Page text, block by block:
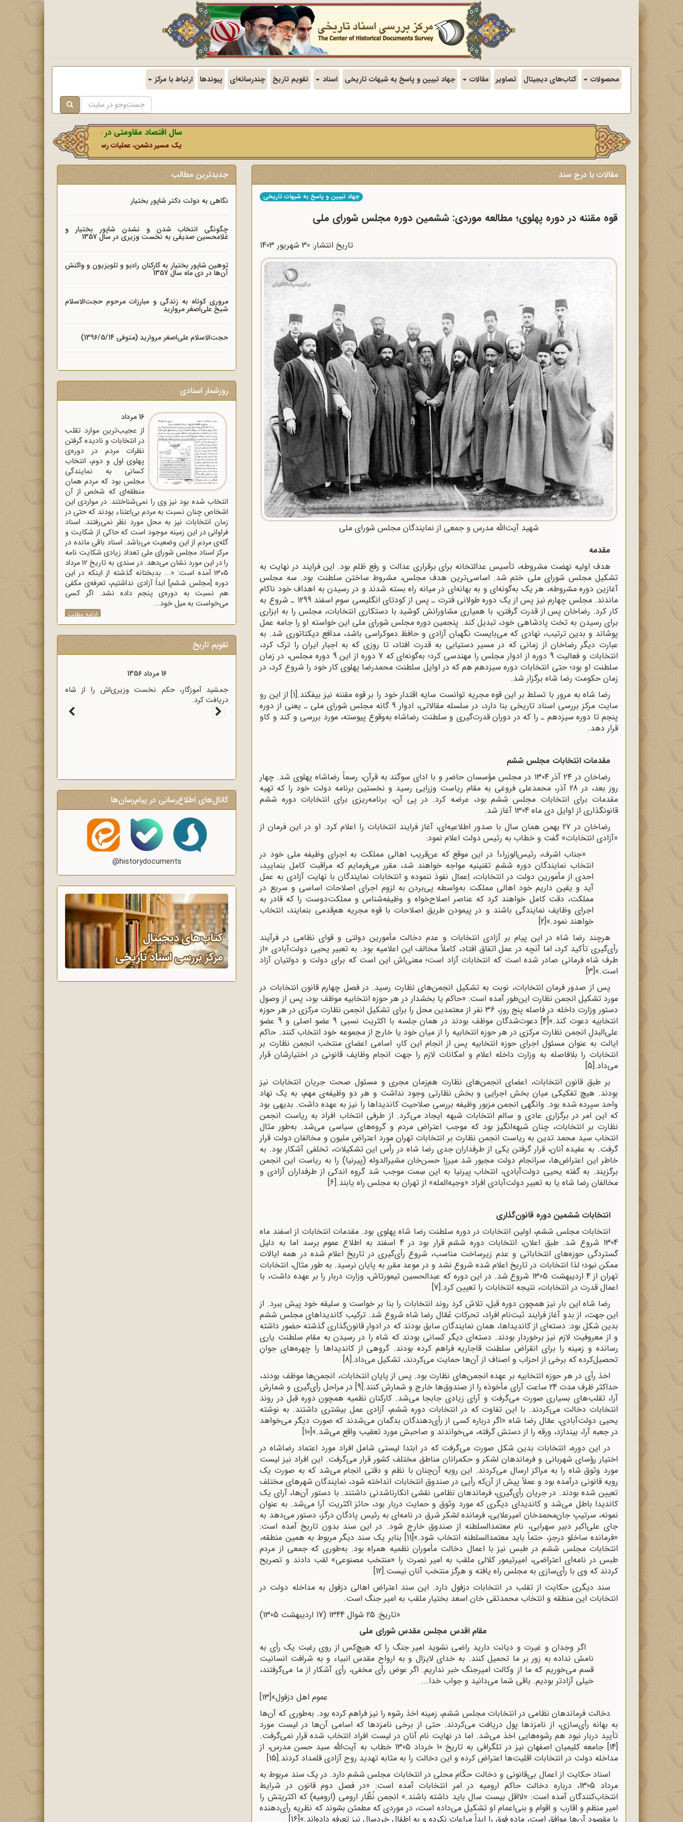
محصولات کتاب‌های دیجیتال تصاویر مقالات جهاد تبیین و پاسخ به شبهات تاریخی اسناد تقویم تاریخ چندرسانه‌ای پیوندها ارتباط با مرکز
سال اقتصاد مقاومتی در سایه وحدت ملی و امنیت ملی.
یک مسیر دشمن، عملیات رسانه‌ای او است که در این ایام بطور
مقالات با درج سند
جهاد تبیین و پاسخ به شبهات تاریخی
قوه مقننه در دوره پهلوی؛ مطالعه موردی: ششمین دوره مجلس شورای ملی
تاریخ انتشار: 30 شهريور 1403
شهید آیت‌الله مدرس و جمعی از نمایندگان مجلس شورای ملی
مقدمه
هدف اولیه نهضت مشروطه، تأسیس عدالتخانه برای برقراری عدالت و رفع ظلم بود. این فرایند در نهایت به
تشکیل مجلس شورای ملی ختم شد. اساسی‌ترین هدف مجلس، مشروط‌ ساختن سلطنت بود. سه مجلس
آغازین دوره مشروطه، هر یک به‌گونه‌اى و به بهانه‌اى در میانه راه بسته شدند و در رسیدن به اهداف خود ناکام
ماندند. مجلس چهارم نیز پس از یک دوره طولانى فترت ـ پس از کودتاى انگلیسی سوم اسفند 1299 ـ شروع به
کار کرد. رضاخان پس از قدرت گرفتن، با همیاری مشاورانش کوشید با دستکاری انتخابات، مجلس را به ابزاری
برای رسیدن به تخت پادشاهی خود، تبدیل کند. پنجمین دوره مجلس شورای ملی این خواسته او را جامه عمل
پوشاند و بدین ترتیب، نهادی که می‌بایست نگهبان آزادی و حافظ دموکراسی باشد، مدافع دیکتاتوری شد. به
عبارت دیگر رضاخان از زمانی که در مسیر دستیابی به قدرت افتاد، تا روزی که به اجبار ایران را ترک کرد،
انتخابات و فعالیت 9 دوره از ادوار مجلس را مهندسی کرد؛ به‌گونه‌ای که 7 دوره از این 9 دوره مجلس، در زمان
سلطنت او بود؛ حتی انتخابات دوره سیزدهم هم که در اوایل سلطنت محمدرضا پهلوی کار خود را شروع کرد، در
زمان حکومت رضا شاه برگزار شد.
رضا شاه به مرور با تسلط بر این قوه مجریه توانست سایه اقتدار خود را بر قوه مقننه نیز بیفکند.[1]
از این رو
سایت مرکز بررسی اسناد تاریخی بنا دارد، در سلسله مقالاتی، ادوار 9 گانه مجلس شورای ملی ـ یعنی از دوره
پنجم تا دوره سیزدهم ـ را که در دوران قدرت‌گیری و سلطنت رضاشاه به‌وقوع پیوسته، مورد بررسی و کند و کاو
قرار دهد.
مقدمات انتخابات مجلس ششم
رضاخان در ۲۴ آذر ۱۳۰۴ در مجلس مؤسسان حاضر و با ادای سوگند به قرآن، رسماً رضاشاه پهلوی شد. چهار
روز بعد، در 28 آذر، محمدعلی فروغی به مقام ریاست وزرایی رسید و نخستین برنامه دولت خود را که تهیه
مقدمات برای انتخابات مجلس ششم بود، عرضه کرد. در پی آن، برنامه‌ریزی برای انتخابات دوره ششم
قانونگذاری از اوایل دی ماه 1304 آغاز شد.
رضاخان در 27 بهمن همان سال با صدور اطلاعیه‌ای، آغاز فرایند انتخابات را اعلام کرد. او در این فرمان از
«آزادی انتخابات» گفت و خطاب به رئیس دولت اعلام نمود:
«جناب اشرف، رئیس‌الوزراء! در این موقع که عن‌قریب اهالی مملکت به اجرای وظیفه ملی خود در
انتخاب نمایندگان دوره ششمِ تقنینیه مواجه خواهند شد، مقرر می‌فرمایم که مراقبت کامل بنمایید،
احدی از مأمورین دولت در انتخابات، اِعمال نفوذ ننموده و انتخابات نمایندگان با نهایت آزادی به عمل
آید و یقین داریم خود اهالی مملکت به‌واسطه پی‌بردن به لزوم اجرای اصلاحات اساسی و سریع در
مملکت، دقت کامل خواهند کرد که عناصر اصلاح‌خواه و وظیفه‌شناس و مملکت‌دوست را که قادر به
اجرای وظایف نمایندگی باشند و در پیمودن طریق اصلاحات با قوه مجریه هم‌قدمی بنمایند، انتخاب
خواهند نمود.»[2]
هرچند رضا شاه در این پیام بر آزادی انتخابات و عدم دخالت مأمورین دولتی و قوای نظامی در فرآیند
رأی‌گیری تأکید کرد، اما آنچه در عمل اتفاق افتاد، کاملاً مخالف این اعلامیه بود. به تعبیر یحیی دولت‌آبادی «از
طرف شاه فرمانی صادر شده است که انتخابات آزاد است؛ معنی‌اش این است که برای دولت و دولتیان آزاد
است.»[3]
پس از صدور فرمان انتخابات، نوبت به تشکیل انجمن‌های نظارت رسید. در فصل چهارم قانون انتخابات در
مورد تشکیل انجمن نظارت این‌طور آمده است: «حاکم یا بخشدار در هر حوزه انتخابیه موظف بود، پس از وصول
دستور وزارت داخله در فاصله پنج روز، 36 نفر از معتمدین محل را برای تشکیل انجمن نظارت مرکزی در هر حوزه
انتخابیه دعوت کند.»[4]
دعوت‌شدگان موظف بودند در همان جلسه با اکثریت نسبی 9 عضو اصلی و 9 عضو
علی‌البدلِ انجمن نظارت مرکزی در هر حوزه انتخابیه را از میان خود یا خارج از مجموعه خود انتخاب کنند. حاکم
ایالت به عنوان مسئول اجرای حوزه انتخابیه پس از انجام این کار، اسامی اعضای منتخب انجمن نظارت بر
انتخابات را بلافاصله به وزارت داخله اعلام و امکانات لازم را جهت انجام وظایف قانونی در اختیارشان قرار
می‌داد.[5]
بر طبق قانون انتخابات، اعضای انجمن‌های نظارت هم‌زمان مجری و مسئول صحت جریان انتخابات نیز
بودند. هیچ تفکیکی میان بخش اجرایی و بخش نظارتی وجود نداشت و هر دو وظیفه‌ی مهم، به یک نهاد
واحد سپرده شده بود. وانگهی انجمن مزبور وظیفه بررسی صلاحیت کاندیداها را نیز به عهده داشت. بدیهی بود
که این امر در برگزاری عادی و سالم انتخابات شبهه ایجاد می‌کرد. از طرفی انتخاب افراد به ریاست انجمن
نظارت بر انتخابات، چنان شبهه‌انگیز بود که موجب اعتراض مردم و گروه‌های سیاسی می‌شد. به‌طور مثال
انتخاب سید محمد تدین به ریاست انجمن نظارت بر انتخابات تهران مورد اعتراض ملیون و مخالفان دولت قرار
گرفت. به عقیده آنان، قرار گرفتن یکی از طرفداران جدی رضا شاه در رأس این تشکیلات، تخلفی آشکار بود. به
خاطر این اعتراض‌ها، سرانجام دولت مجبور شد میرزا حسن‌خان مشیرالدوله (پیرنیا) را به ریاست این انجمن
برگزیند. به گفته یحیی دولت‌آبادی، انتخاب پیرنیا به این سِمت موجب شد گروه اندکی از طرفداران آزادی و
مخالفان رضا شاه یا به تعبیر دولت‌آبادی افراد «وجیه‌المله» از تهران به مجلس راه یابند.[6]
انتخابات ششمین دوره قانون‌گذاری
انتخابات مجلس ششم، اولین انتخابات در دوره سلطنت رضا شاه پهلوی بود. مقدمات انتخابات از اسفند ماه
1304 شروع شد. طبق اعلان، انتخابات دوره ششم قرار بود در 4 اسفند به اطلاع عموم برسد اما به دلیل
گستردگی حوزه‌های انتخاباتی و عدم زیرساخت مناسب، شروع رأی‌گیری در تاریخ اعلام شده در همه ایالات
ممکن نبود؛ لذا انتخابات در تاریخ اعلام شده شروع نشد و در موعد مقرر به پایان نرسید. به طور مثال، انتخابات
تهران از 4 اردیبهشت 1305 شروع شد. در این دوره که عبدالحسین تیمورتاش، وزارت دربار را بر عهده داشت، با
اعمال قدرت در انتخابات، نتیجه انتخابات را تعیین ‌کرد.[7]
رضا شاه این بار نیز همچون دوره قبل، تلاش کرد روند انتخابات را بنا بر خواست و سلیقه خود پیش ببرد. از
این جهت، از بدو آغاز فرایند ثبت‌نام افراد، تحرکاتِ عُمّال رضا شاه شروع شد. ترکیب کاندیداهای مجلس ششم
بدین شکل بود: دسته‌ای از کاندیداها، همان نمایندگان سابق بودند که در ادوار قانون‌گذاری گذشته حضور داشته
و از معروفیت لازم نیز برخوردار بودند. دسته‌ای دیگر کسانی بودند که شاه را در رسیدن به مقام سلطنت یاری
رسانده و زمینه را برای انقراض سلطنت قاجاریه فراهم کرده بودند. گروهی از کاندیداها را چهره‌های جوانِ
تحصیل‌کرده که برخی از احزاب و اصناف از آن‌ها حمایت می‌کردند، تشکیل می‌داد.[8]
اخذ رأی در هر حوزه انتخابیه بر عهده انجمن‌های نظارت بود. پس از پایان انتخابات، انجمن‌ها موظف بودند،
حداکثر ظرف مدت 24 ساعت آرای مأخوذه را از صندوق‌ها خارج و شمارش کنند.
[9]
در مراحل رأی‌گیری و شمارش
آرا، تقلب‌های بسیاری صورت می‌گرفت و آرای زیادی جابجا می‌شد. کارکنان نظمیه همچون دوره قبل در روند
انتخابات دخالت می‌کردند. با این تفاوت که در انتخابات دوره ششم، آزادی عمل بیشتری داشتند. به نوشته
یحیی دولت‌آبادی، عمّال رضا شاه «اگر درباره کسی از رأی‌دهندگان بدگمان می‌شدند که صورت دیگر می‌خواهد
در جعبه آرا، بیندازد، ورقه را از دستش گرفته، می‌خواندند و صاحبش مورد تعقیب واقع می‌شد.»[10]
در این دوره، انتخابات بدین شکل صورت می‌گرفت که در ابتدا لیستی شامل افراد مورد اعتماد رضاشاه در
اختیار رؤسای شهربانی و فرماندهان لشکر و حکمرانان مناطق مختلف کشور قرار می‌گرفت. این افراد نیز لیست
مورد وثوق شاه را به مراکز ارسال می‌کردند. این رویه آن‌چنان با نظم و دقتی انجام می‌شد که به صورت یک
رویه قانونی درآمده بود و عملاً پیش از آن‌که رأیی در صندوق انتخابات انداخته شود، نمایندگان شهرهای مختلف
تعیین شده بودند. در جریان رأی‌گیری، فرماندهان نظامی نقشی انکارناشدنی داشتند. با دستور آن‌ها، آرای یک
کاندیدا باطل می‌شد و کاندیدای دیگری که مورد وثوق و حمایت دربار بود، حائز اکثریت آرا می‌شد. به عنوان
نمونه، سرتیپ جان‌محمدخان امیرعلایی، فرمانده لشکر شرق در نامه‌ای به رئیس پادگان در‌گز، دستور می‌دهد به
جای علی‌اکبر دبیر سهرابی، نام معتمدالسلطنه از صندوق خارج شود. در این سند بدون تاریخ آمده است:
«فرمانده ساخلو درجز، حتماً باید معتمدالسلطنه انتخاب شود.»[11]
بنابر یک سند دیگر مربوط به همین منطقه،
انتخابات مجلس ششم در طبس نیز با اعمال دخالت مأموران نظمیه همراه بود. به‌طوری که جمعی از مردم
طبس در نامه‌ای اعتراضی، امیرتیمور کلالی ملقب به امیر نصرت را «منتخب مصنوعی» لقب دادند و تصریح
کردند که وی با رأی‌سازی به مجلس راه یافته و هرگز منتخب آنان نیست.[12]
سند دیگری حکایت از تقلب در انتخابات دزفول دارد. این سند اعتراض اهالی دزفول به مداخله دولت در
انتخابات این منطقه و انتخاب محمدتقی خان اسعد بختیار ملقب به امیر جنگ است.
«تاریخ: 25 شوال 1344 (17 اردیبهشت 1305)
مقام اقدس مجلس مقدس شورای ملی
اگر وجدان و غیرت و دیانت دارید راضی نشوید امیر جنگ را که هیچ‌کس از روی رغبت یک رأی به
نامش نداده به زور بر ما تحمیل کنند. به خدای لایزال و به ارواح مقدس انبیاء و به شرافت انسانیت
قسم می‌خوریم که ما از وکالت امیرجنگ خبر نداریم. اگر عوض رأی مخفی، رأی آشکار از ما می‌گرفتند،
خیلی آزادتر بودیم. باقی شما می‌دانید و جواب خدا...
عموم اهل دزفول»[13]
دخالت فرماندهان نظامی در انتخابات مجلس ششم، زمینه اخذ رشوه را نیز فراهم کرده بود. به‌طوری که آن‌ها
به بهانه رأی‌سازی، از نامزدها پول دریافت می‌کردند. حتی از برخی نامزدها که اسامی آن‌ها در لیست مورد
تأیید دربار نبود هم رشوه‌هایی اخذ می‌شد. اما در نهایت نام آنان در لیست افراد انتخاب شده قرار نمی‌گرفت.
[14]
جامعه کلیمیان اصفهان نیز در تلگرافی به تاریخ 10 خرداد 1305 خطاب به آیت‌الله سید حسن مدرس، از
مداخله دولت در انتخابات اقلیت‌ها اعتراض کرده و این دخالت را به مثابه تهدید روح آزادی قلمداد کردند.[15]
اسناد حکایت از اعمال بی‌قانونی و دخالت حکّام محلی در انتخابات مجلس ششم دارد. در یک سند مربوط به
مرداد 1305، درباره دخالت حاکم ارومیه در امر انتخابات آمده است: «در فصل دوم قانون در شرایط
انتخاب‌کنندگان آمده است: «لااقل بیست سال باید داشته باشند.» انجمن نُظّار ارومی (ارومیه) که اکثریتش را
امیر منظم و اقارب و اقوام و بنی‌اعمام او تشکیل می‌داده است، در موردی که مطمئن بشوند که نظریه رأی‌دهنده
با مقصود آن‌ها موافق است، ماده فوق را ابداً مراعات نکرده و به اطفال خردسال نیز تعرفه داده‌اند.»[16]
جدیدترین مطالب
نگاهی به دولت دکتر شاپور بختیار
چگونگی انتخاب شدن و نشدن شاپور بختیار و
غلامحسین صدیقی به نخست وزیری در سال 1357
توهین شاپور بختیار به کارکنان رادیو و تلویزیون و واکنش
آن‌ها در دی ماه سال 1357
مروری کوتاه به زندگی و مبارزات مرحوم حجت‌الاسلام
شیخ علی‌اصغر مروارید
حجت‌الاسلام علی‌اصغر مروارید (متوفی 1396/5/14)
روزشمار اسنادی
16 مرداد
از عجیب‌ترین موارد تقلب
در انتخابات و نادیده گرفتن
نظرات مردم در دوره‌ی
پهلوی اول و دوم، انتخاب
کسانی به نمایندگی
مجلس بود که مردم همان
منطقه‌ای که شخص از آن
انتخاب شده بود نیز وی را نمی‌شناختند. در مواردی این
اشخاص چنان نسبت به مردم بی‌اعتناء بودند که حتی در
زمان انتخابات نیز به محل مورد نظر نمی‌رفتند. اسناد
فراوانی در این زمینه موجود است که حاکی از شکایت و
گله‌ی مردم از این وضعیت می‌باشد. اسناد باقی مانده در
مرکز اسناد مجلس شورای ملی تعداد زیادی شکایت نامه
را در این مورد نشان می‌دهد. در سندی به تاریخ 12 مرداد
1305 آمده است: «... بدبختانه گذشته از اینکه در این
دوره [مجلس ششم] ابداً آزادی نداشتیم، تعرفه‌ی مکفی
هم نسبت به دوره‌ی پنجم داده نشد. اگر کسی
می‌خواست به میل خود...
ادامه مطلب
تقویم تاریخ
16 مرداد 1357
آغاز سخنرانی‌های انتقادی و روشنگر وعاظ در لبیک به
پیام امام به وعاظ و روحانیون برای روشنگری و
آگاه‌سازی در منبرهای ماه رمضان.
کانال‌های اطلاع‌رسانی در پیام‌رسان‌ها
@historydocuments